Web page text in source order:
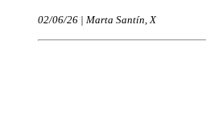
02/06/26 | Marta Santín, X